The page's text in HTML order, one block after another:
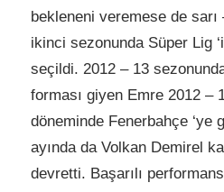
bekleneni veremese de
ikinci sezonunda Süper Lig
seçildi. 2012 – 13
forması giyen Emre 2012 –
döneminde Fenerbahçe ‘ye
ayında da Volkan Demirel
devretti. Başarılı